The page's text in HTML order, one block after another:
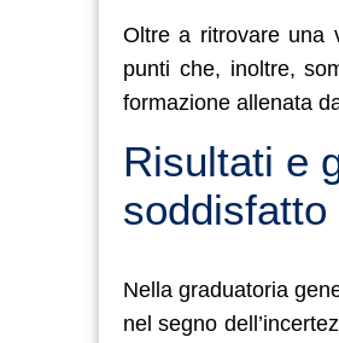
Oltre a ritrovare una
punti che, inoltre,
formazione allenata
Risultati e
Nella graduatoria
nel segno